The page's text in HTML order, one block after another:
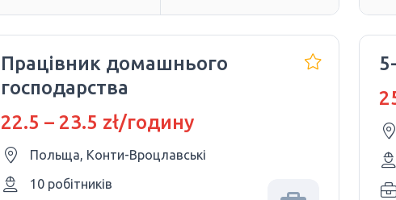
Працівник домашнього
господарства
22.5 – 23.5 zł/годину
Польща, Конти-Вроцлавські
10 робітників